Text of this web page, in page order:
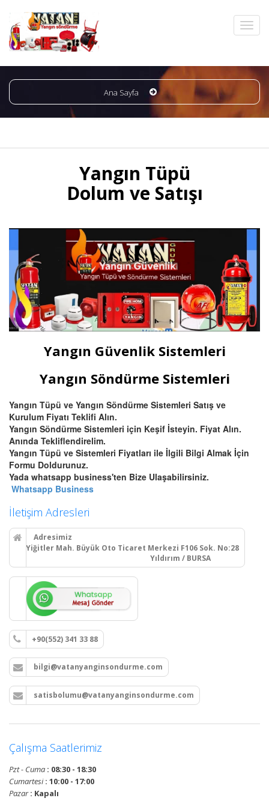
Ana Sayfa
Yangın Tüpü
Dolum ve Satışı
Yangın Güvenlik Sistemleri
Yangın Söndürme Sistemleri
Yangın Tüpü ve Yangın Söndürme Sistemleri Satış ve
Kurulum Fiyatı Teklifi Alın.
Yangın Söndürme Sistemleri için Keşif İsteyin. Fiyat Alın.
Anında Tekliflendirelim.
Yangın Tüpü ve Sistemleri Fiyatları ile İlgili Bilgi Almak İçin
Formu Doldurunuz.
Yada whatsapp business'ten Bize Ulaşabilirsiniz.
Whatsapp Business
İletişim Adresleri
Adresimiz
Yiğitler Mah. Büyük Oto Ticaret Merkezi F106 Sok. No:28
Yıldırım / BURSA
+90(552) 341 33 88
bilgi@vatanyanginsondurme.com
satisbolumu@vatanyanginsondurme.com
Çalışma Saatlerimiz
Pzt - Cuma : 08:30 - 18:30
Cumartesi: 10:00 - 17:00
Pazar: Kapalı